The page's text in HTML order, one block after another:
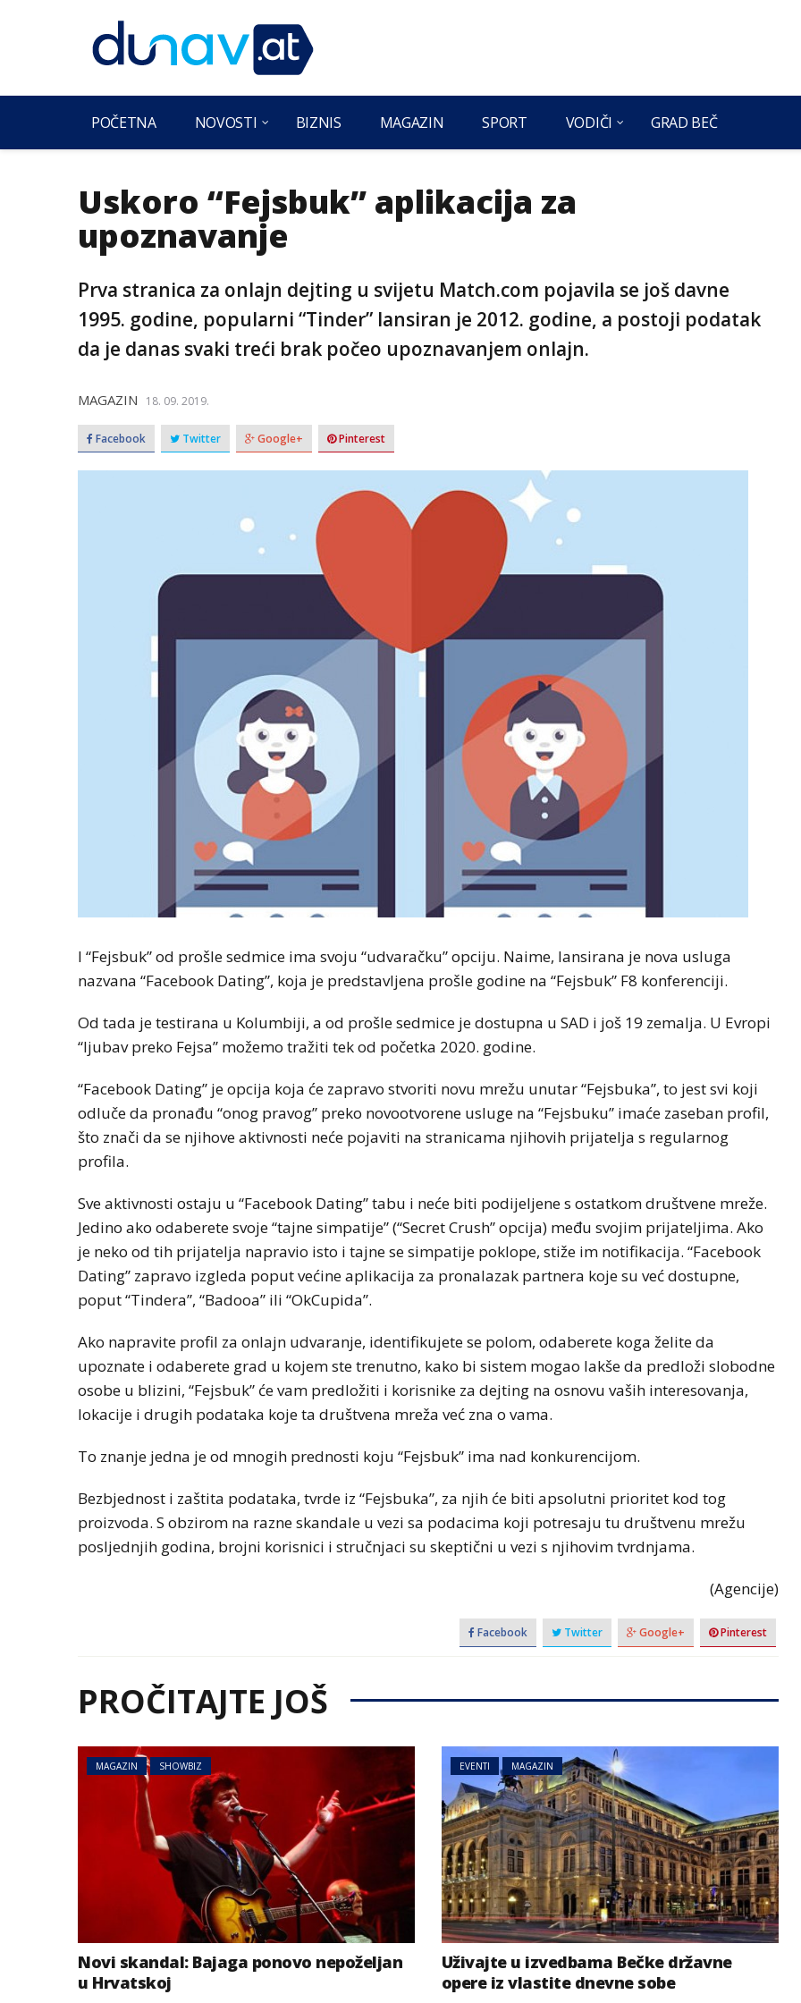
POČETNA NOVOSTI BIZNIS MAGAZIN SPORT VODIČI GRAD BEČ
Uskoro “Fejsbuk” aplikacija za
upoznavanje
Prva stranica za onlajn dejting u svijetu Match.com pojavila se još davne
1995. godine, popularni “Tinder” lansiran je 2012. godine, a postoji podatak
da je danas svaki treći brak počeo upoznavanjem onlajn.
MAGAZIN 18. 09. 2019.
Facebook Twitter Google+ Pinterest
I “Fejsbuk” od prošle sedmice ima svoju “udvaračku” opciju. Naime, lansirana je nova usluga
nazvana “Facebook Dating”, koja je predstavljena prošle godine na “Fejsbuk” F8 konferenciji.
Od tada je testirana u Kolumbiji, a od prošle sedmice je dostupna u SAD i još 19 zemalja. U Evropi
“ljubav preko Fejsa” možemo tražiti tek od početka 2020. godine.
“Facebook Dating” je opcija koja će zapravo stvoriti novu mrežu unutar “Fejsbuka”, to jest svi koji
odluče da pronađu “onog pravog” preko novootvorene usluge na “Fejsbuku” imaće zaseban profil,
što znači da se njihove aktivnosti neće pojaviti na stranicama njihovih prijatelja s regularnog
profila.
Sve aktivnosti ostaju u “Facebook Dating” tabu i neće biti podijeljene s ostatkom društvene mreže.
Jedino ako odaberete svoje “tajne simpatije” (“Secret Crush” opcija) među svojim prijateljima. Ako
je neko od tih prijatelja napravio isto i tajne se simpatije poklope, stiže im notifikacija. “Facebook
Dating” zapravo izgleda poput većine aplikacija za pronalazak partnera koje su već dostupne,
poput “Tindera”, “Badooa” ili “OkCupida”.
Ako napravite profil za onlajn udvaranje, identifikujete se polom, odaberete koga želite da
upoznate i odaberete grad u kojem ste trenutno, kako bi sistem mogao lakše da predloži slobodne
osobe u blizini, “Fejsbuk” će vam predložiti i korisnike za dejting na osnovu vaših interesovanja,
lokacije i drugih podataka koje ta društvena mreža već zna o vama.
To znanje jedna je od mnogih prednosti koju “Fejsbuk” ima nad konkurencijom.
Bezbjednost i zaštita podataka, tvrde iz “Fejsbuka”, za njih će biti apsolutni prioritet kod tog
proizvoda. S obzirom na razne skandale u vezi sa podacima koji potresaju tu društvenu mrežu
posljednjih godina, brojni korisnici i stručnjaci su skeptični u vezi s njihovim tvrdnjama.
(Agencije)
Facebook Twitter Google+ Pinterest
PROČITAJTE JOŠ
MAGAZIN SHOWBIZ
Novi skandal: Bajaga ponovo nepoželjan
u Hrvatskoj
EVENTI MAGAZIN
Uživajte u izvedbama Bečke državne
opere iz vlastite dnevne sobe